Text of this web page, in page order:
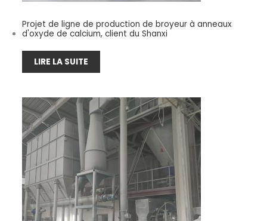
Projet de ligne de production de broyeur à anneaux
d'oxyde de calcium, client du Shanxi
LIRE LA SUITE